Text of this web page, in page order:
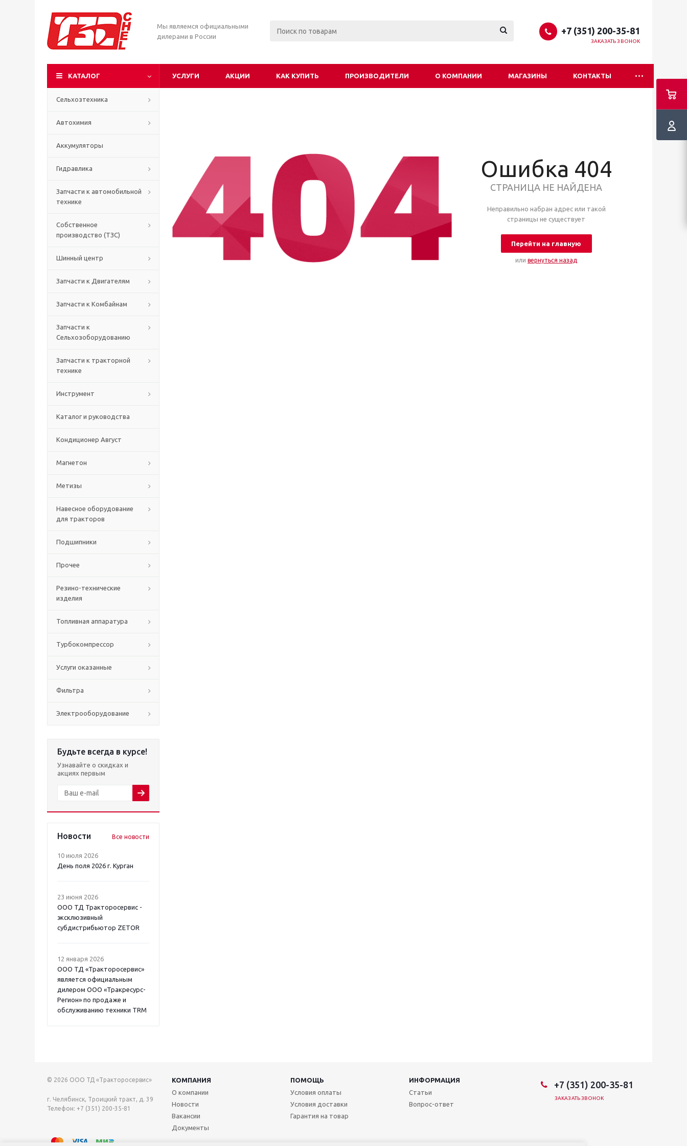
Мы являемся официальными
дилерами в России
+7 (351) 200-35-81
ЗАКАЗАТЬ ЗВОНОК
КАТАЛОГ УСЛУГИ АКЦИИ КАК КУПИТЬ ПРОИЗВОДИТЕЛИ О КОМПАНИИ МАГАЗИНЫ КОНТАКТЫ
Сельхозтехника
Автохимия
Аккумуляторы
Гидравлика
Запчасти к автомобильной
технике
Собственное
производство (ТЗС)
Шинный центр
Запчасти к Двигателям
Запчасти к Комбайнам
Запчасти к
Сельхозоборудованию
Запчасти к тракторной
технике
Инструмент
Каталог и руководства
Кондиционер Август
Магнетон
Метизы
Навесное оборудование
для тракторов
Подшипники
Прочее
Резино-технические
изделия
Топливная аппаратура
Турбокомпрессор
Услуги оказанные
Фильтра
Электрооборудование
Будьте всегда в курсе!
Узнавайте о скидках и
акциях первым
Новости Все новости
10 июля 2026
День поля 2026 г. Курган
23 июня 2026
ООО ТД Тракторосервис -
эксклюзивный
субдистрибьютор ZETOR
12 января 2026
ООО ТД «Тракторосервис»
является официальным
дилером ООО «Тракресурс-
Регион» по продаже и
обслуживанию техники TRM
Ошибка 404
СТРАНИЦА НЕ НАЙДЕНА
Неправильно набран адрес или такой
страницы не существует
Перейти на главную
или вернуться назад
© 2026 ООО ТД «Тракторосервис»
г. Челябинск, Троицкий тракт, д. 39
Телефон: +7 (351) 200-35-81
КОМПАНИЯ ПОМОЩЬ
ИНФОРМАЦИЯ
О компании
Новости
Вакансии
Документы
Условия оплаты
Условия доставки
Гарантия на товар
Статьи
Вопрос-ответ
+7 (351) 200-35-81
ЗАКАЗАТЬ ЗВОНОК